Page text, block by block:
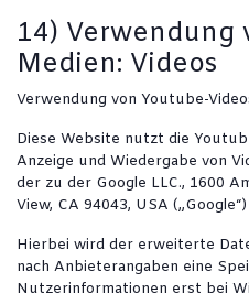
14) Verwendung
Medien: Videos
Verwendung von Youtube-
Diese Website nutzt die
Anzeige und Wiedergabe von
der zu der Google LLC., 1600
View, CA 94043, USA
Hierbei wird der erweiterte
nach Anbieterangaben eine
Nutzerinformationen erst bei